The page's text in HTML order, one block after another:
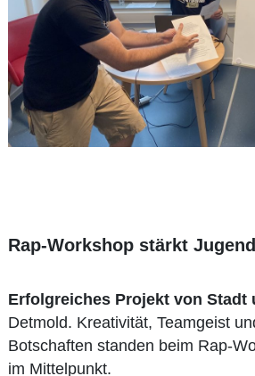
Rap-Workshop stärkt
Erfolgreiches Projekt von Stadt
Detmold. Kreativität, Teamgeist
Botschaften standen beim Rap-
im Mittelpunkt.